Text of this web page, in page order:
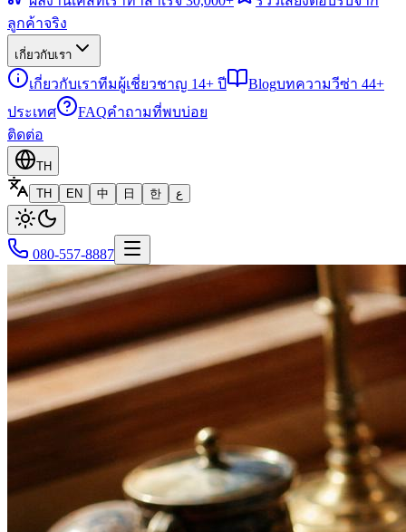
ลูกค้าจริง
เกี่ยวกับเรา
เกี่ยวกับเราทีมผู้เชี่ยวชาญ 14+ ปี Blogบทความวีซ่า 44+
ประเทศ
FAQคำถามที่พบบ่อย
ติดต่อ
TH
TH
EN 中 日 한 ع
080-557-8887